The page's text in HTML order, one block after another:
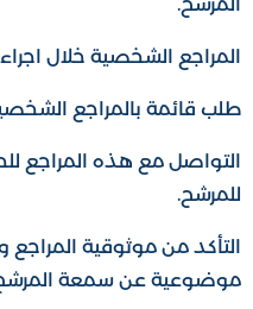
المراجع الشخصية خلال
طلب قائمة بالمراجع
التواصل مع هذه المراجع
للمرشح.
التأكد من موثوقية
موضوعية عن سمعة